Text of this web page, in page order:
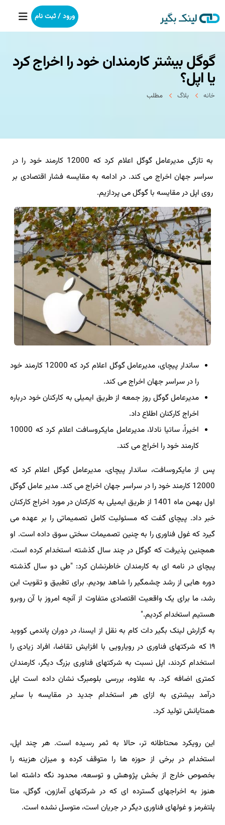
خانه
بکلینک
خدمات ما
درباره ما
آموزش
ورود / ثبت نام
گوگل بیشتر کارمندان خود را اخراج کرد
یا اپل؟
خانه بلاگ مطلب
به تازگی مدیرعامل گوگل اعلام کرد که 12000 کارمند خود را در
سراسر جهان اخراج می کند. در ادامه به مقایسه فشار اقتصادی بر
روی اپل در مقایسه با گوگل می پردازیم.
ساندار پیچای، مدیرعامل گوگل اعلام کرد که 12000 کارمند خود
را در سراسر جهان اخراج می کند.
مدیرعامل گوگل روز جمعه از طریق ایمیلی به کارکنان خود درباره
اخراج کارکنان اطلاع داد.
اخیراً، ساتیا نادلا، مدیرعامل مایکروسافت اعلام کرد که 10000
کارمند خود را اخراج می کند.
پس از مایکروسافت، ساندار پیچای، مدیرعامل گوگل اعلام کرد که
12000 کارمند خود را در سراسر جهان اخراج می کند. مدیر عامل گوگل
اول بهمن ماه 1401 از طریق ایمیلی به کارکنان در مورد اخراج کارکنان
خبر داد. پیچای گفت که مسئولیت کامل تصمیماتی را بر عهده می
گیرد که غول فناوری را به چنین تصمیمات سختی سوق داده است. او
همچنین پذیرفت که گوگل در چند سال گذشته استخدام کرده است.
پیچای در نامه ای به کارمندان خاطرنشان کرد: "طی دو سال گذشته
دوره هایی از رشد چشمگیر را شاهد بودیم. برای تطبیق و تقویت این
رشد، ما برای یک واقعیت اقتصادی متفاوت از آنچه امروز با آن روبرو
هستیم استخدام کردیم."
به گزارش لینک بگیر دات کام به نقل از ایسنا، در دوران پاندمی کووید
۱۹ که شرکتهای فناوری در رویارویی با افزایش تقاضا، افراد زیادی را
استخدام کردند، اپل نسبت به شرکتهای فناوری بزرگ دیگر، کارمندان
کمتری اضافه کرد. به علاوه، بررسی بلومبرگ نشان داده است اپل
درآمد بیشتری به ازای هر استخدام جدید در مقایسه با سایر
همتایانش تولید کرد.
این رویکرد محتاطانه تر، حالا به ثمر رسیده است. هر چند اپل،
استخدام در برخی از حوزه ها را متوقف کرده و میزان هزینه را
بخصوص خارج از بخش پژوهش و توسعه، محدود نگه داشته اما
هنوز به اخراجهای گسترده ای که در شرکتهای آمازون، گوگل، متا
پلتفرمز و غولهای فناوری دیگر در جریان است، متوسل نشده است.